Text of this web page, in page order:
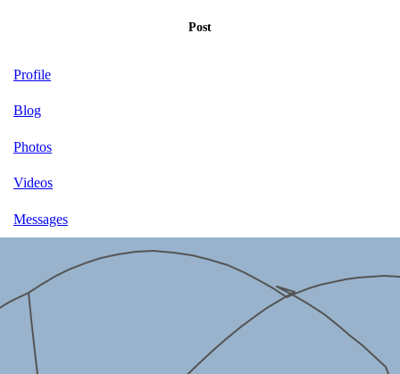
Post
Profile
Blog
Photos
Videos
Messages